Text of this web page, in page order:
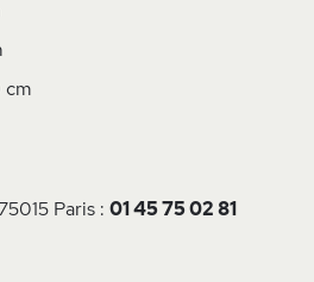
cm
Paris : 01 45 75 02 81